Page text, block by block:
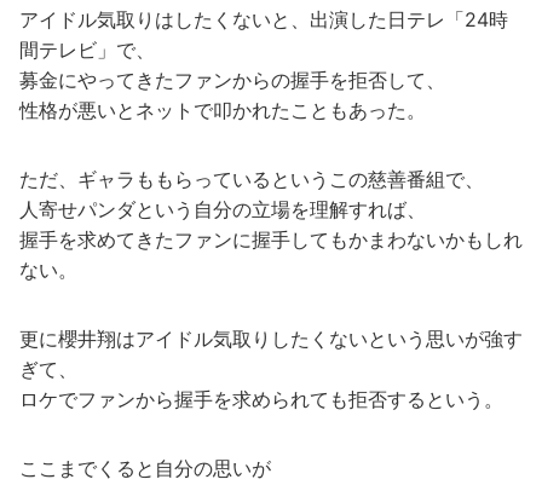
アイドル気取りはしたくないと、出演した日テレ「24時
間テレビ」で、
募金にやってきたファンからの握手を拒否して、
性格が悪いとネットで叩かれたこともあった。
ただ、ギャラももらっているというこの慈善番組で、
人寄せパンダという自分の立場を理解すれば、
握手を求めてきたファンに握手してもかまわないかもしれ
ない。
更に櫻井翔はアイドル気取りしたくないという思いが強す
ぎて、
ロケでファンから握手を求められても拒否するという。
ここまでくると自分の思いが